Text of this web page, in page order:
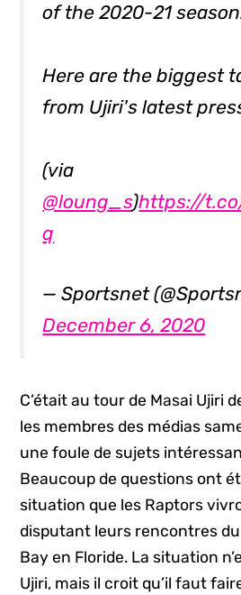
of the 2020-21
Here are the biggest
from Ujiri's latest
(via
@loung_s)https://
q
— Sportsnet
December 6, 2020
C’était au tour de Masai Ujiri
les membres des médias
une foule de sujets
Beaucoup de questions ont
situation que les Raptors
disputant leurs rencontres du
Bay en Floride. La situation
Ujiri, mais il croit qu’il faut